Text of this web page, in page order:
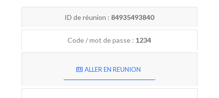
ID de réunion : 84935493840
Code / mot de passe : 1234
ALLER EN REUNION